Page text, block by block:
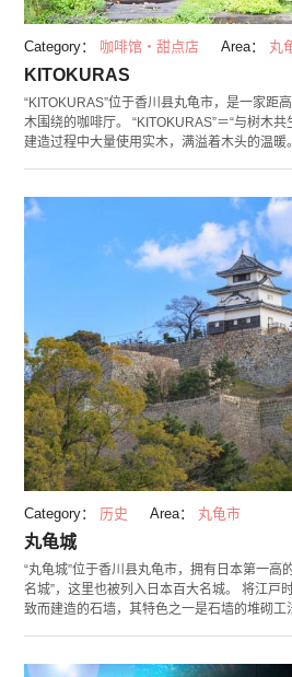
Category： 咖啡馆・甜点店 Area： 丸
KITOKURAS
“KITOKURAS”位于香川县丸龟市，是一家距
木围绕的咖啡厅。 “KITOKURAS”＝“与树木共
建造过程中大量使用实木，满溢着木头的温暖
铺旁边有设有木制游戏器材的公园，如此开放
玩。 对面则是经营咖啡厅的木材行“山一木材”
的杂货等，不妨顺路前来看看。
Category： 历史 Area： 丸龟市
丸龟城
“丸龟城”位于香川县丸龟市，拥有日本第一高
名城”，这里也被列入日本百大名城。 将江戸
致而建造的石墙，其特色之一是石墙的堆砌工
高度几乎超过60公尺。 天守阁是现存十二天